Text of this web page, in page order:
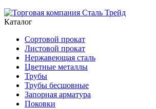
Каталог
Сортовой прокат
Листовой прокат
Нержавеющая сталь
Цветные металлы
Трубы
Трубы бесшовные
Запорная арматура
Поковки